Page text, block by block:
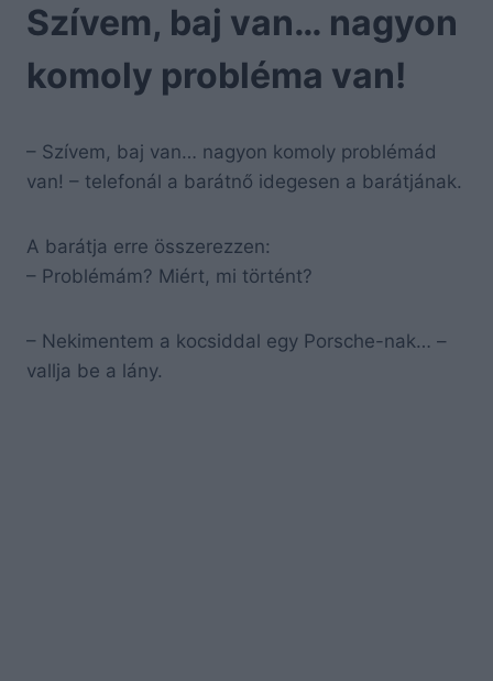
Szívem, baj van… nagyon
komoly probléma van!
– Szívem, baj van… nagyon komoly problémád
van! – telefonál a barátnő idegesen a barátjának.
A barátja erre összerezzen:
– Problémám? Miért, mi történt?
– Nekimentem a kocsiddal egy Porsche-nak… –
vallja be a lány.